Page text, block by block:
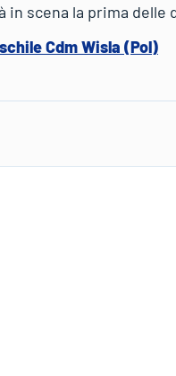
in scena la prima
Cdm Wisla (Pol)